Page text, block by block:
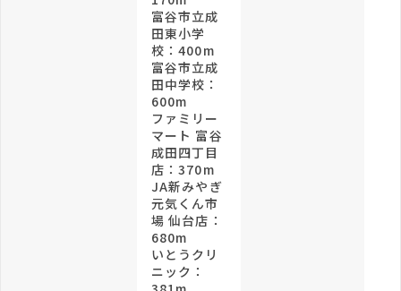
富谷市立成
田東小学
校：400m
富谷市立成
田中学校：
600m
ファミリー
マート 富谷
成田四丁目
店：370m
JA新みやぎ
元気くん市
場 仙台店：
680m
いとうクリ
ニック：